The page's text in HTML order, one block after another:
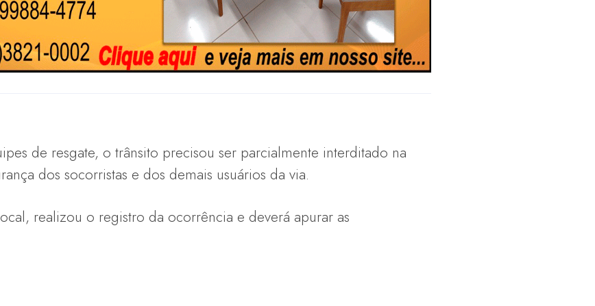
de resgate, o trânsito precisou ser parcialmente interditado na
dos socorristas e dos demais usuários da via.
realizou o registro da ocorrência e deverá apurar as